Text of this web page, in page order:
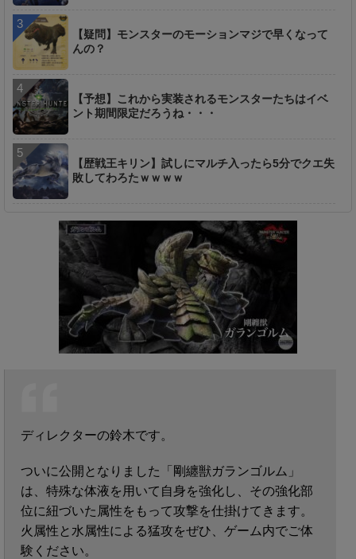
【疑問】モンスターのモーションマジで早くなって
んの？
【予想】これから実装されるモンスターたちはイベ
ント期間限定だろうね・・・
【歴戦王キリン】試しにマルチ入ったら5分でクエ失
敗してわろたｗｗｗｗ
ディレクターの鈴木です。
ついに公開となりました「剛纏獣ガランゴルム」
は、特殊な体液を用いて自身を強化し、その強化部
位に紐づいた属性をもって攻撃を仕掛けてきます。
火属性と水属性による猛攻をぜひ、ゲーム内でご体
験ください。